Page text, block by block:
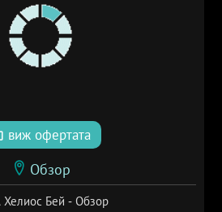
виж офертата
Обзор
Хелиос Бей - Обзор